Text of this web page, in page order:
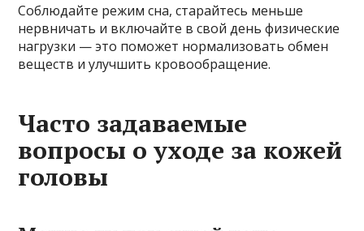
Соблюдайте режим сна, старайтесь меньше
нервничать и включайте в свой день физические
нагрузки — это поможет нормализовать обмен
веществ и улучшить кровообращение.
Часто задаваемые
вопросы о уходе за кожей
головы